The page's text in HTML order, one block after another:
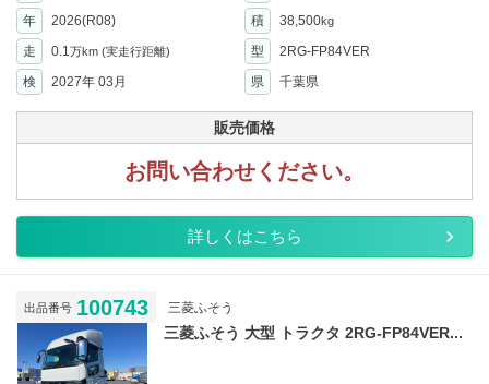
年
2026(R08) 積 38,500kg
走 0.1万km (実走行距離) 型
2RG-FP84VER
検
2027年 03月 県 千葉県
販売価格
お問い合わせください。
詳しくはこちら
出品番号 100743 三菱ふそう
三菱ふそう 大型 トラクタ 2RG-FP84VER...